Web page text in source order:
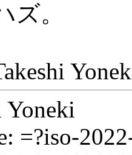
ズ。
Yoneki
=?iso-